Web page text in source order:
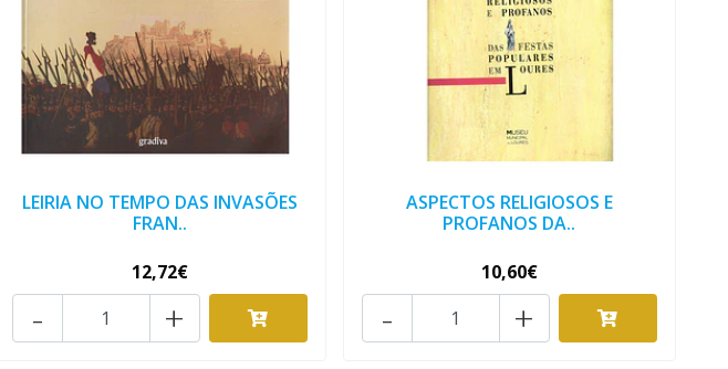
LEIRIA NO TEMPO DAS INVASÕES
FRAN..
12,72€
+
-
ASPECTOS RELIGIOSOS E
PROFANOS DA..
10,60€
+
-